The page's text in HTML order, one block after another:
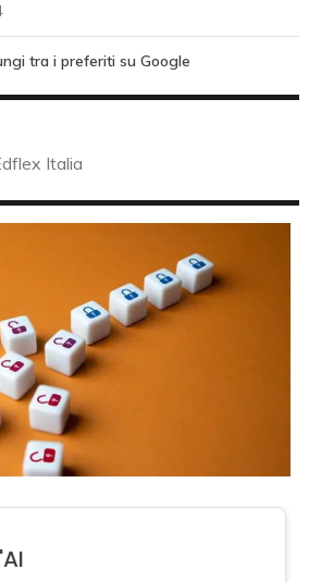
tra i preferiti su Google
Italia